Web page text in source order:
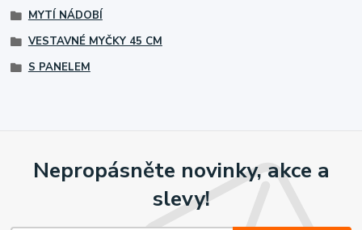
MYTÍ NÁDOBÍ
VESTAVNÉ MYČKY 45 CM
S PANELEM
Nepropásněte novinky, akce a
slevy!